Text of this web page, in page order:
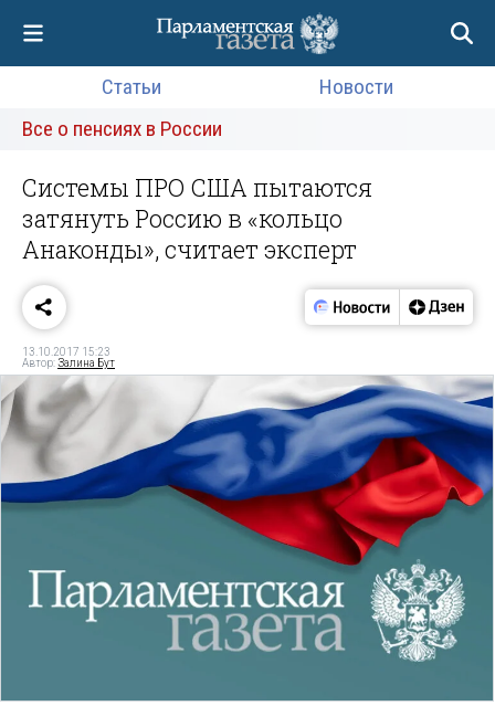
Статьи
Новости
Все о пенсиях в России
Системы ПРО США пытаются
затянуть Россию в «кольцо
Анаконды», считает эксперт
13.10.2017 15:23
Автор:Залина Бут